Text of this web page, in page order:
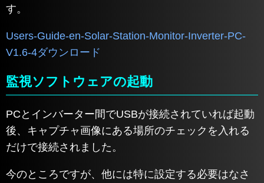
す。
Users-Guide-en-Solar-Station-Monitor-Inverter-PC-
V1.6-4ダウンロード
監視ソフトウェアの起動
PCとインバーター間でUSBが接続されていれば起動
後、キャプチャ画像にある場所のチェックを入れる
だけで接続されました。
今のところですが、他には特に設定する必要はなさ